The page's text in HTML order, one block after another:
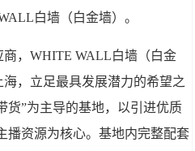
白墙（白金墙）。
，WHITE WALL白墙（白金
，立足最具发展潜力的希望之
货”为主导的基地，以引进优质
播资源为核心。基地内完整配套